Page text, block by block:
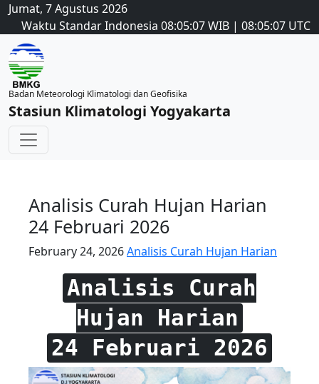
Jumat, 7 Agustus 2026
Waktu Standar Indonesia 08:05:07WIB | 08:05:07 UTC
Badan Meteorologi Klimatologi dan Geofisika
Stasiun Klimatologi Yogyakarta
Analisis Curah Hujan Harian
24 Februari 2026
February 24, 2026Analisis Curah Hujan Harian
Analisis Curah
Hujan Harian
24 Februari 2026